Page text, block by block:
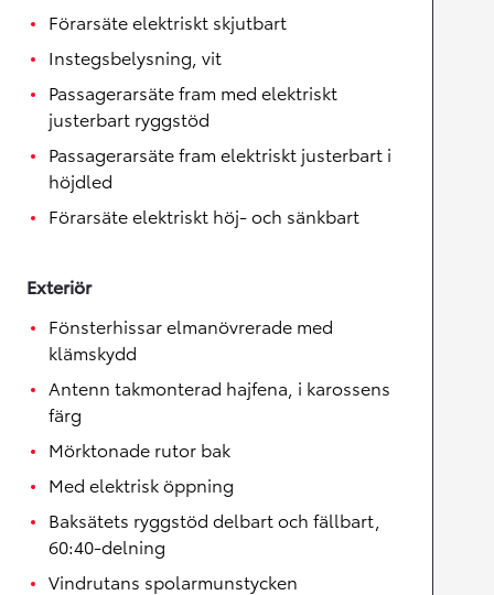
Förarsäte elektriskt skjutbart
Instegsbelysning, vit
Passagerarsäte fram med elektriskt
justerbart ryggstöd
Passagerarsäte fram elektriskt justerbart i
höjdled
Förarsäte elektriskt höj- och sänkbart
Exteriör
Fönsterhissar elmanövrerade med
klämskydd
Antenn takmonterad hajfena, i karossens
färg
Mörktonade rutor bak
Med elektrisk öppning
Baksätets ryggstöd delbart och fällbart,
60:40-delning
Vindrutans spolarmunstycken